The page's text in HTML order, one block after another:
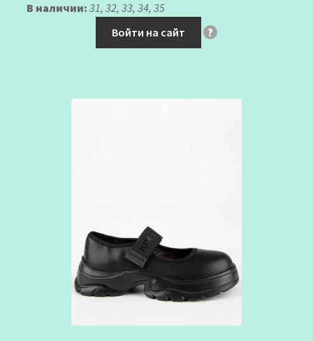
В наличии: 31, 32, 33, 34, 35
Войти на сайт
?